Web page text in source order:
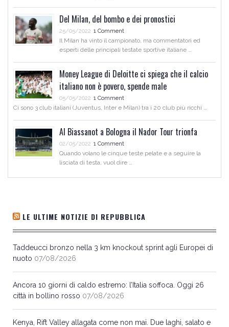
Del Milan, del bombo e dei pronostici
25/05/2022 1 Comment
Il Milan ha vinto il campionato, ma commentatori ed
esperti delle principali testate sportive italiane …
Money League di Deloitte ci spiega che il calcio
italiano non è povero, spende male
05/05/2022 1 Comment
Ci sono 3 club italiani (Juventus, Inter e Milan) tra i 20 club più ricchi …
Al Biassanot a Bologna il Nador Tour trionfa
02/05/2022 1 Comment
Quando volano le cinque teste pelate e a seguire la
lisciata di testa, vuol dire …
LE ULTIME NOTIZIE DI REPUBBLICA
Taddeucci bronzo nella 3 km knockout sprint agli Europei di
nuoto 07/08/2026
Ancora 10 giorni di caldo estremo: l’Italia soffoca. Oggi 26
città in bollino rosso 07/08/2026
Kenya, Rift Valley allagata come non mai. Due laghi, salato e